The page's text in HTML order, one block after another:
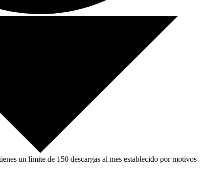
un límite de 150 descargas al mes establecido por motivos